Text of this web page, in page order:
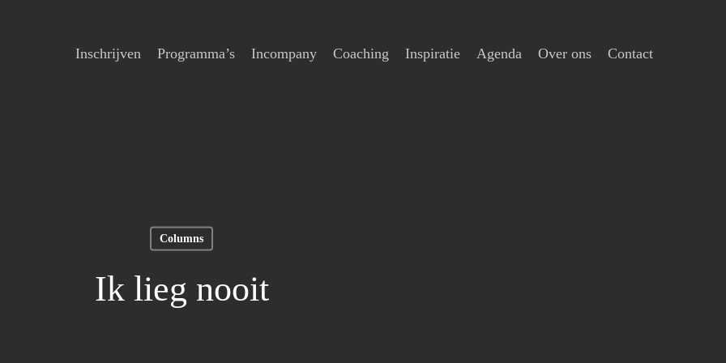
Inschrijven Programma’s Incompany Coaching Inspiratie Agenda Over ons Contact
Columns
Ik lieg nooit